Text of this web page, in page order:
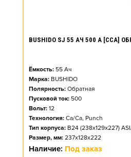
BUSHIDO SJ 55 АЧ 500 А [CCA]
Ёмкость: 55 Ач
Марка: BUSHIDO
Полярность: Обратная
Пусковой ток: 500
Вольт: 12
Технология: Ca/Ca, Punch
Тип корпуса: B24 (238x129x227)
Размер, мм: 237x128x222
Наличие: Под заказ